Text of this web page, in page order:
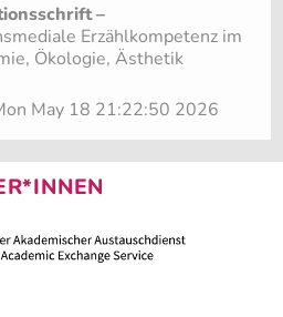
–
Erzählkompetenz im
Ökologie, Ästhetik
May 18 21:22:50 2026